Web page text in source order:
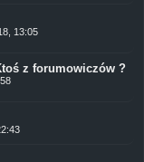
13:05
z forumowiczów ?